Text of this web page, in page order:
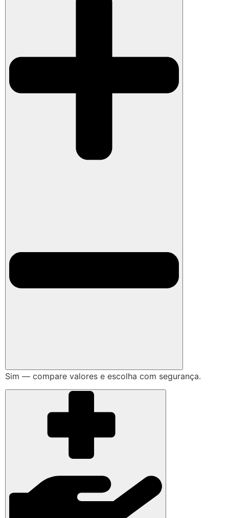
Sim — compare valores e escolha com segurança.